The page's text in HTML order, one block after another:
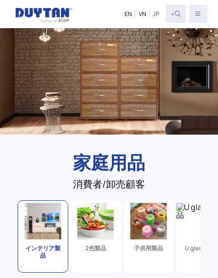
EN VN JP <
家庭用品
消費者/卸売顧客
インテリア製
品
2色製品 子供用製品 U glass 製品